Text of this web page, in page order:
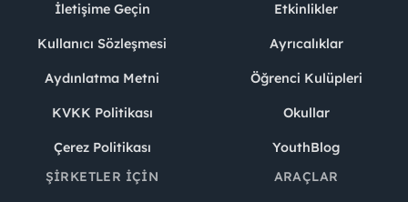
İletişime Geçin
Kullanıcı Sözleşmesi
Aydınlatma Metni
KVKK Politikası
Çerez Politikası
Etkinlikler
Ayrıcalıklar
Öğrenci Kulüpleri
Okullar
YouthBlog
ŞIRKETLER İÇIN
ARAÇLAR